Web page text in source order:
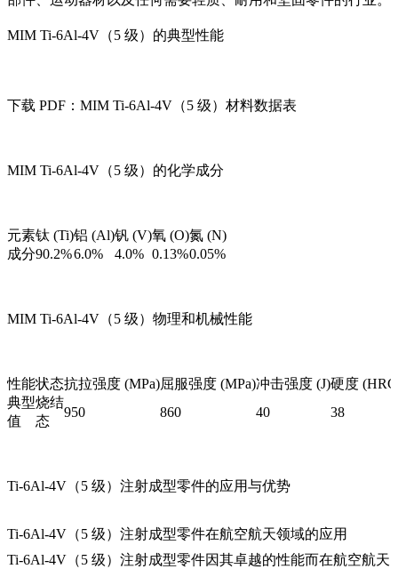
MIM Ti-6Al-4V（5 级）的典型性能
下载 PDF：MIM Ti-6Al-4V（5 级）材料数据表
MIM Ti-6Al-4V（5 级）的化学成分
元素钛 (Ti)铝 (Al)钒 (V)氧 (O)氮 (N)
成分90.2%6.0% 4.0% 0.13%0.05%
MIM Ti-6Al-4V（5 级）物理和机械性能
性能状态抗拉强度 (MPa)屈服强度 (MPa)冲击强度 (J)硬度
典型
值
烧结
态
950 860 40 38
Ti-6Al-4V（5 级）注射成型零件的应用与优势
Ti-6Al-4V（5 级）注射成型零件在航空航天领域的应用
Ti-6Al-4V（5 级）注射成型零件因其卓越的性能而在航空航天